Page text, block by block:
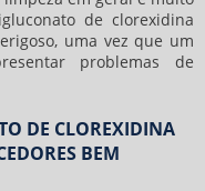
de clorexidina
uma vez que um
problemas de
DE CLOREXIDINA
BEM